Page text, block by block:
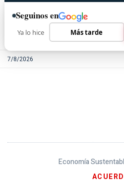
7/8/2026
Economía
Seguinos en
Ya lo hice Más tarde